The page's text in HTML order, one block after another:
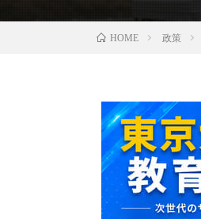
HOME 政策